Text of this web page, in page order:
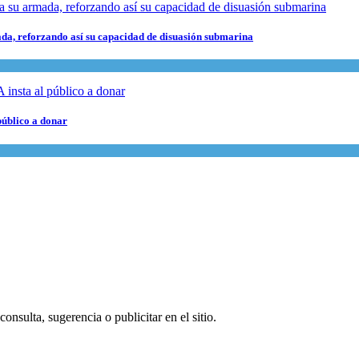
reforzando así su capacidad de disuasión submarina
a donar
sugerencia o publicitar en el sitio.